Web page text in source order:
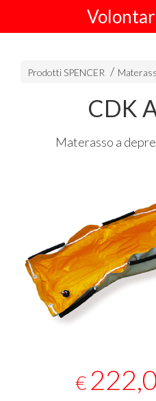
Prodotti SPENCER
CDK
Materasso a
€